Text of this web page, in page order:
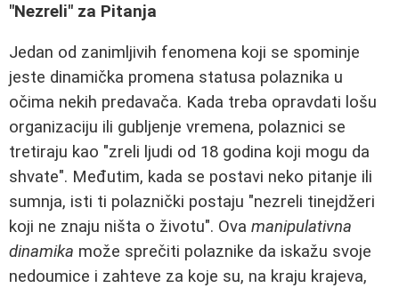
"Nezreli" za Pitanja
Jedan od zanimljivih fenomena koji se spominje
jeste dinamička promena statusa polaznika u
očima nekih predavača. Kada treba opravdati lošu
organizaciju ili gubljenje vremena, polaznici se
tretiraju kao "zreli ljudi od 18 godina koji mogu da
shvate". Međutim, kada se postavi neko pitanje ili
sumnja, isti ti polaznički postaju "nezreli tinejdžeri
koji ne znaju ništa o životu". Ova manipulativna
dinamika može sprečiti polaznike da iskažu svoje
nedoumice i zahteve za koje su, na kraju krajeva,